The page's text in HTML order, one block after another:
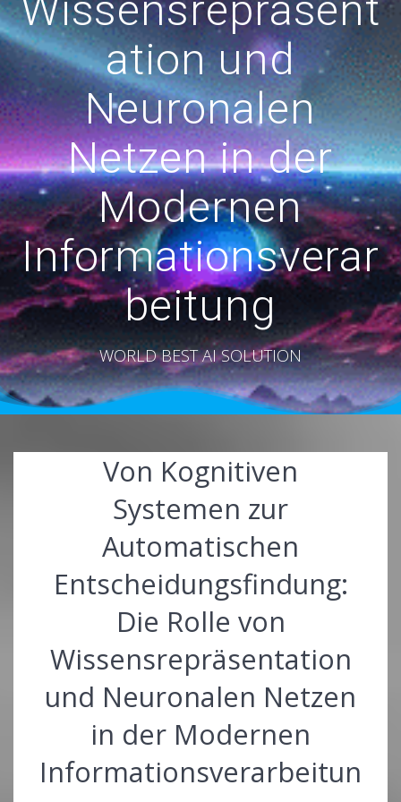
ation und
Neuronalen
Netzen in der
Modernen
Informationsverar
beitung
WORLD BEST AI SOLUTION
Von Kognitiven
Systemen zur
Automatischen
Entscheidungsfindung:
Die Rolle von
Wissensrepräsentation
und Neuronalen Netzen
in der Modernen
Informationsverarbeitun